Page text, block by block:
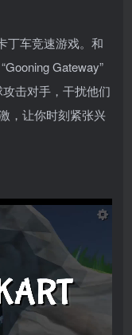
丁车竞速游戏。和
Gateway”
击对手，干扰他们
，让你时刻紧张兴